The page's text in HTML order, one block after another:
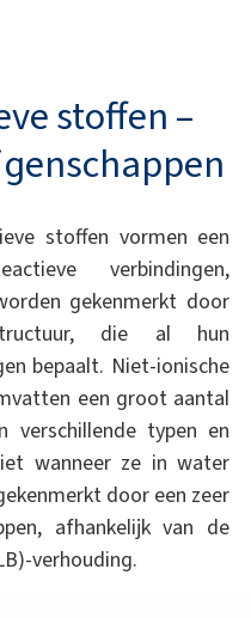
stoffen –
stoffen vormen een
verbindingen,
gekenmerkt door
die al hun
bepaalt. Niet-ionische
een groot aantal
verschillende typen en
wanneer ze in water
door een zeer
afhankelijk van de
verhouding.